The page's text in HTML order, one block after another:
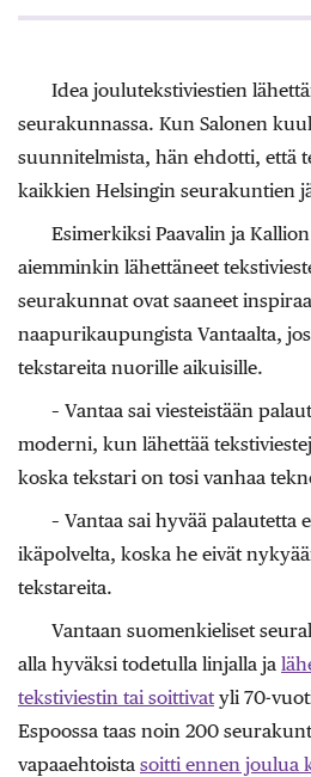
Idea joulutekstiviestien
seurakunnassa. Kun Salonen
suunnitelmista, hän ehdotti, että
kaikkien Helsingin seurakuntien
Esimerkiksi Paavalin ja
aiemminkin lähettäneet
seurakunnat ovat saaneet
naapurikaupungista Vantaalta,
tekstareita nuorille aikuisille.
– Vantaa sai viesteistään
moderni, kun lähettää
koska tekstari on tosi vanhaa
– Vantaa sai hyvää palautetta
ikäpolvelta, koska he eivät
tekstareita.
Vantaan suomenkieliset
alla hyväksi todetulla linjalla ja
tekstiviestin tai soittivat yli 70-
Espoossa taas noin 200
vapaaehtoista soitti ennen joulua